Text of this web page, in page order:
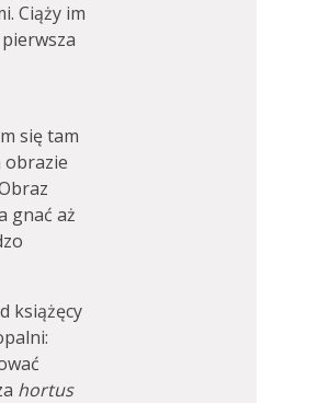
Ciąży im
się tam
obrazie
gnać aż
książęcy
hortus